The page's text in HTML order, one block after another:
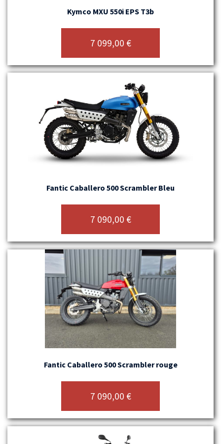
Kymco MXU 550i EPS T3b
7 099,00 €
Fantic Caballero 500 Scrambler Bleu
7 090,00 €
Fantic Caballero 500 Scrambler rouge
7 090,00 €